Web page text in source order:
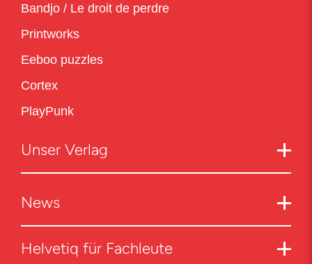
Bandjo / Le droit de perdre
Printworks
Eeboo puzzles
Cortex
PlayPunk
Unser Verlag
News
Helvetiq für Fachleute